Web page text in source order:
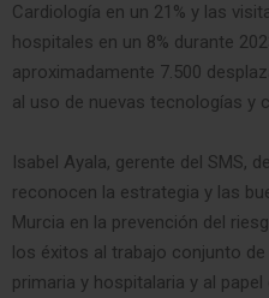
Cardiología en un 21% y las
hospitales en un 8% durante
aproximadamente 7.500
al uso de nuevas tecnologías y
Isabel Ayala, gerente del SMS,
reconocen la estrategia y las
Murcia en la prevención del
los éxitos al trabajo conjunto
primaria y hospitalaria y al